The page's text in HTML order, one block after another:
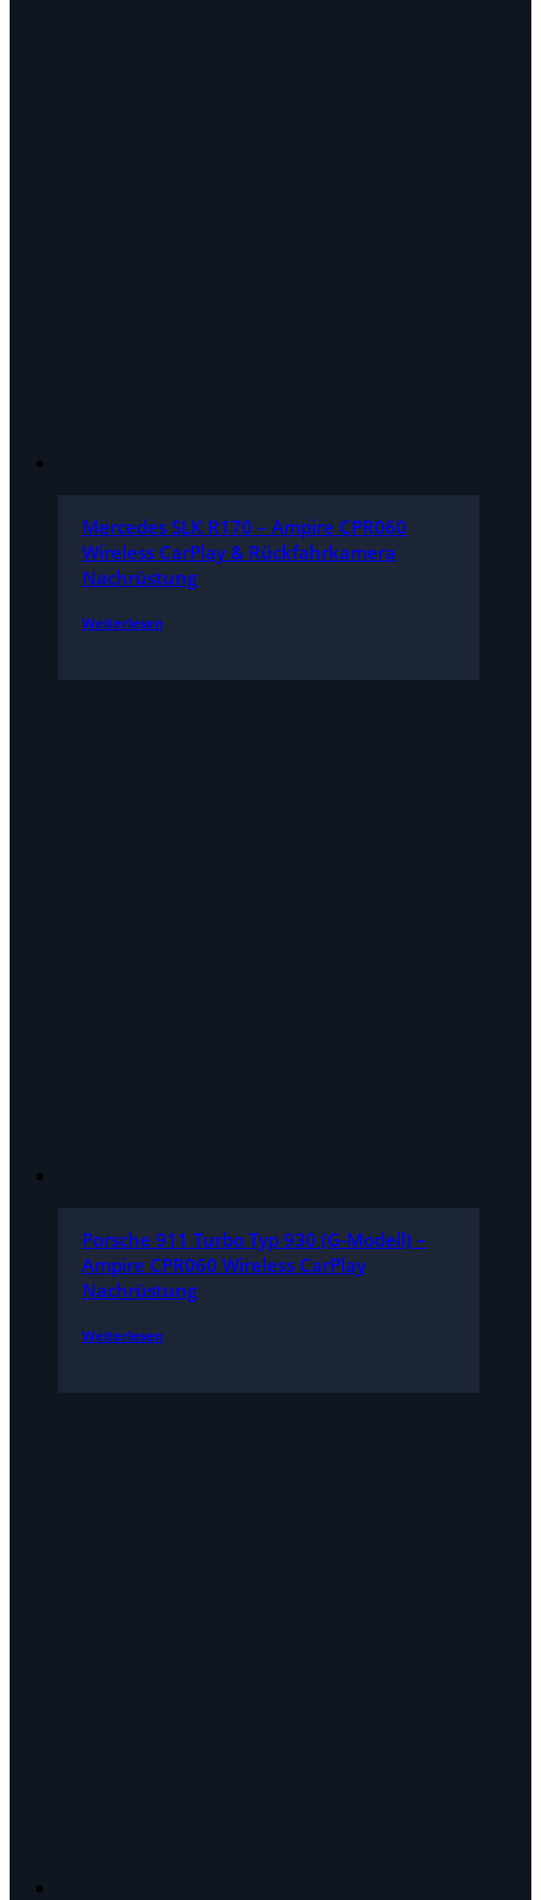
Mercedes SLK R170 – Ampire CPR060
Wireless CarPlay & Rückfahrkamera
Nachrüstung
Weiterlesen
Porsche 911 Turbo Typ 930 (G-Modell) –
Ampire CPR060 Wireless CarPlay
Nachrüstung
Weiterlesen